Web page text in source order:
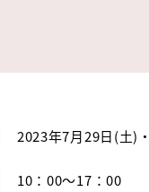
2023年7月29日(土)
10：00～17：00